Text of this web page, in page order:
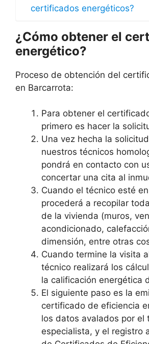
certificados energéticos?
¿Cómo obtener el
energético?
Proceso de obtención del
en Barcarrota:
Para obtener el
primero es hacer la
Una vez hecha la
nuestros técnicos
pondrá en contacto con
concertar una cita al
Cuando el técnico esté
procederá a recopilar
de la vivienda (muros,
acondicionado,
dimensión, entre otras
Cuando termine la visita
técnico realizará los
la calificación energética
El siguiente paso es la
certificado de eficiencia
los datos avalados por el
especialista, y el registro